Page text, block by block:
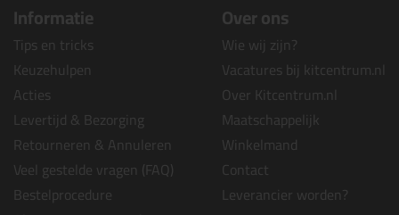
Informatie
Tips en tricks
Keuzehulpen
Acties
Levertijd & Bezorging
Retourneren & Annuleren
Veel gestelde vragen (FAQ)
Bestelprocedure
Over ons
Wie wij zijn?
Vacatures bij kitcentrum.nl
Over Kitcentrum.nl
Maatschappelijk
Winkelmand
Contact
Leverancier worden?